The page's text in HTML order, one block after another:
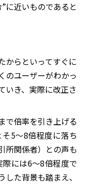
に近いものであると
からといってすぐに
のユーザーがわかっ
いき、実際に改正さ
で倍率を引き上げる
5〜8倍程度に落ち
所関係者）との声も
には6〜8倍程度で
た背景も踏まえ、